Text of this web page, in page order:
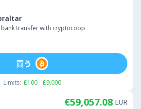
transfer with cryptocoop
Limits: £100 - £9,000
買う
€59,057.08 EUR